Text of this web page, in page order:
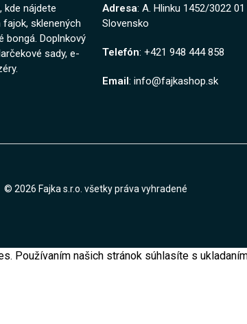
kde nájdete
fajok, sklenených
bongá. Doplnkový
sady, e-
Adresa: A. Hlinku 1452/3022 01
Slovensko
Telefón: +421 948 444 858
Email: info@fajkashop.sk
© 2026 Fajka s.r.o. všetky práva vyhradené
Používaním našich stránok súhlasíte s